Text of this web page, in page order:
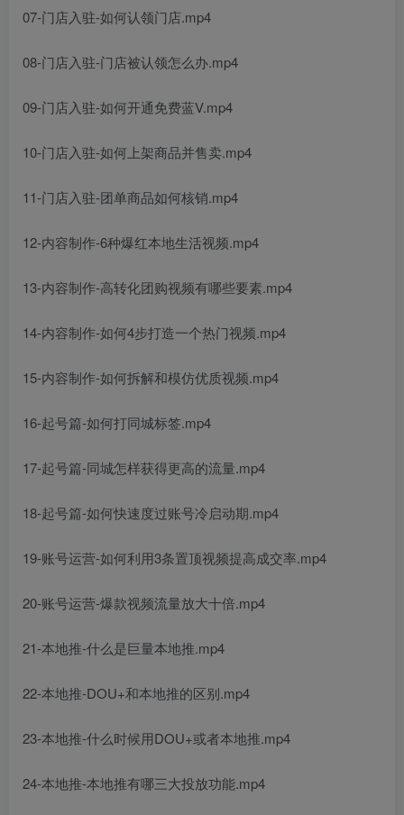
07-门店入驻-如何认领门店.mp4
08-门店入驻-门店被认领怎么办.mp4
09-门店入驻-如何开通免费蓝V.mp4
10-门店入驻-如何上架商品并售卖.mp4
11-门店入驻-团单商品如何核销.mp4
12-内容制作-6种爆红本地生活视频.mp4
13-内容制作-高转化团购视频有哪些要素.mp4
14-内容制作-如何4步打造一个热门视频.mp4
15-内容制作-如何拆解和模仿优质视频.mp4
16-起号篇-如何打同城标签.mp4
17-起号篇-同城怎样获得更高的流量.mp4
18-起号篇-如何快速度过账号冷启动期.mp4
19-账号运营-如何利用3条置顶视频提高成交率.mp4
20-账号运营-爆款视频流量放大十倍.mp4
21-本地推-什么是巨量本地推.mp4
22-本地推-DOU+和本地推的区别.mp4
23-本地推-什么时候用DOU+或者本地推.mp4
24-本地推-本地推有哪三大投放功能.mp4